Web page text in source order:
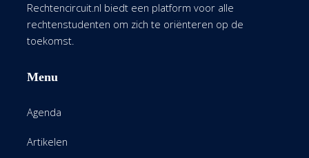
Rechtencircuit.nl biedt een platform voor alle
rechtenstudenten om zich te oriënteren op de
toekomst.
Menu
Agenda
Artikelen